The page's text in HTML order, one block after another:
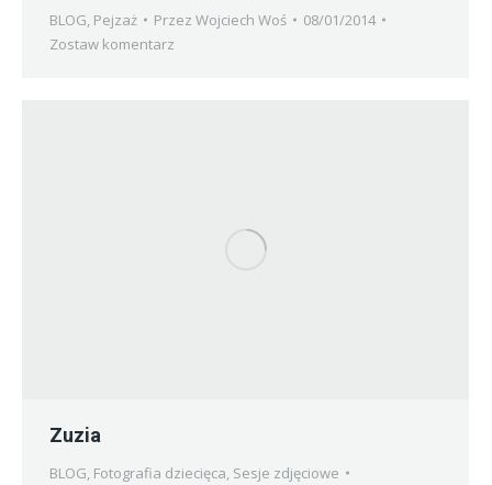
BLOG Pejzaż Przez Wojciech Woś
08/01/2014
Zostaw komentarz
Zuzia
BLOG Fotografia dziecięca Sesje zdjęciowe